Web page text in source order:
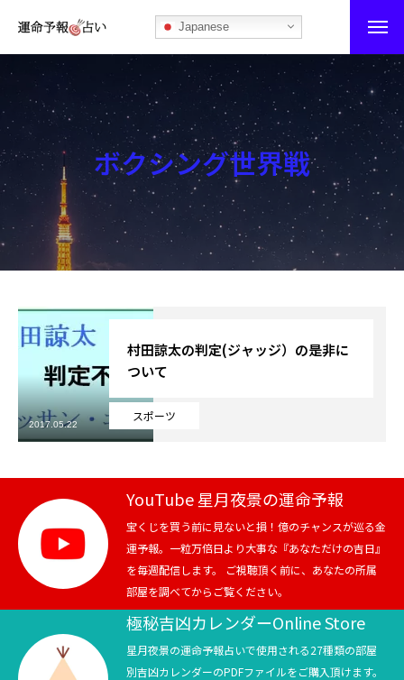
Japanese
運命予報占い
運命予報占いとは
あなたの所属部屋を探そう！
最恐の相性占い
秘伝公開！吉凶カレンダー
ブログ
お知らせ
芸能界
テニス
スポーツ
競馬
テニス四大大会・五輪
ボクシング世界戦
スポーツ
村田諒太の判定(ジャッジ）の是非に
ついて
2017.05.22
YouTube 星月夜景の運命予報
宝くじを買う前に見ないと損！億のチャンスが巡る金
運予報。一粒万倍日より大事な『あなただけの吉日』
を毎週配信します。 ご視聴頂く前に、あなたの所属
部屋を調べてからご覧ください。
極秘吉凶カレンダーOnline Store
星月夜景の運命予報占いで使用される27種類の部屋
別吉凶カレンダーのPDFファイルをご購入頂けます。